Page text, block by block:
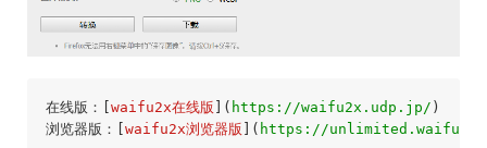
在线版：[ waifu2x在线版 ]( https://waifu2x.udp.jp/ )
浏览器版：[ waifu2x浏览器版 ]( https://